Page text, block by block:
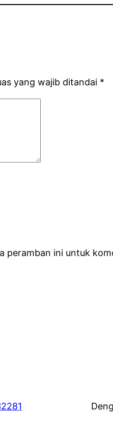
yang wajib ditandai *
peramban ini untuk